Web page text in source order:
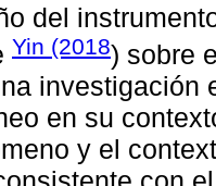
del
Yin (2018) sobre
investigación
en su
y el